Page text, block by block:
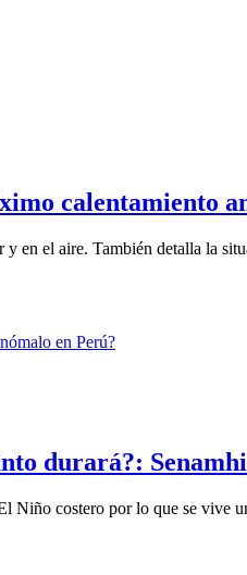
calentamiento
en el aire. También detalla la
durará?:
Niño costero por lo que se vive